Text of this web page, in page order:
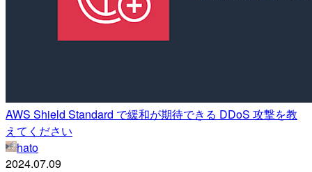
AWS Shield Standard で緩和が期待できる DDoS 攻撃を教
えてください
hato
2024.07.09